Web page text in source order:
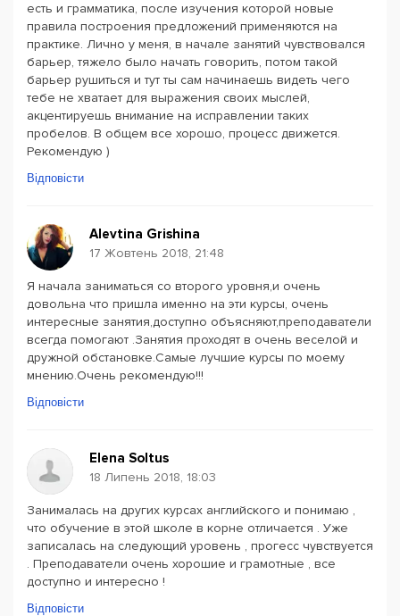
есть и грамматика, после изучения которой новые
правила построения предложений применяются на
практике. Лично у меня, в начале занятий чувствовался
барьер, тяжело было начать говорить, потом такой
барьер рушиться и тут ты сам начинаешь видеть чего
тебе не хватает для выражения своих мыслей,
акцентируешь внимание на исправлении таких
пробелов. В общем все хорошо, процесс движется.
Рекомендую )
Відповісти
Alevtina Grishina
17 Жовтень 2018, 21:48
Я начала заниматься со второго уровня,и очень
довольна что пришла именно на эти курсы, очень
интересные занятия,доступно объясняют,преподаватели
всегда помогают .Занятия проходят в очень веселой и
дружной обстановке.Самые лучшие курсы по моему
мнению.Очень рекомендую!!!
Відповісти
Elena Soltus
18 Липень 2018, 18:03
Занималась на других курсах английского и понимаю ,
что обучение в этой школе в корне отличается . Уже
записалась на следующий уровень , прогесс чувствуется
. Преподаватели очень хорошие и грамотные , все
доступно и интересно !
Відповісти